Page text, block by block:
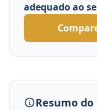
adequado ao
Resumo